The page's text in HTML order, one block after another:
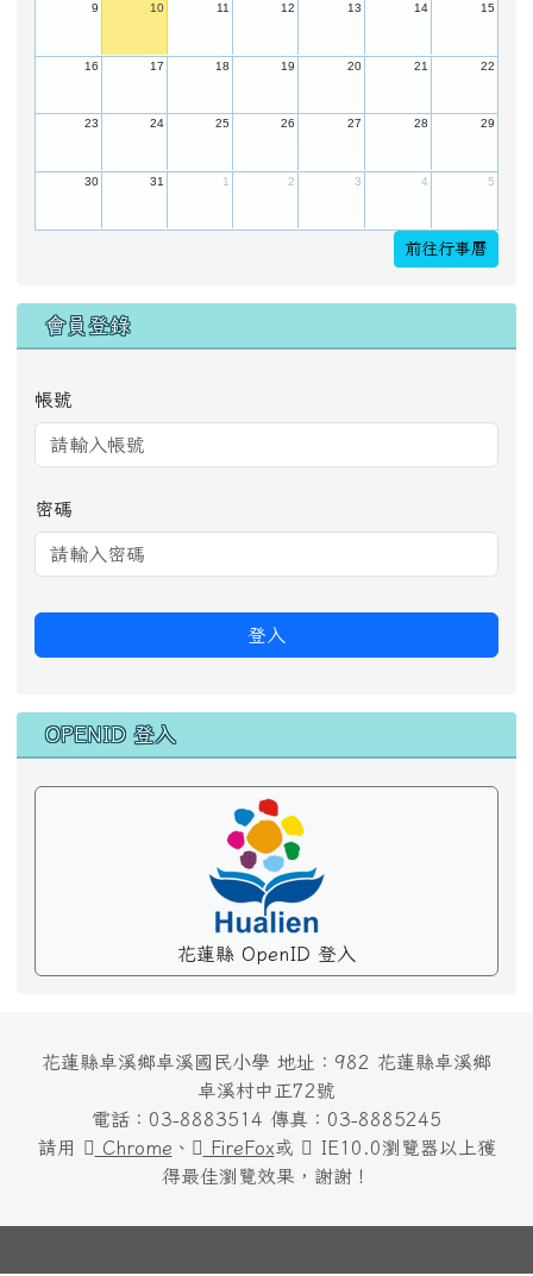
9 10 11 12 13 14 15
16 17 18 19 20 21 22
23 24 25 26 27 28 29
30 31 1 2 3 4 5
前往行事曆
會員登錄
帳號
密碼
登入
OPENID 登入
花蓮縣 OpenID 登入
花蓮縣卓溪鄉卓溪國民小學 地址：982 花蓮縣卓溪鄉
卓溪村中正72號
電話：03-8883514 傳真：03-8885245
請用
Chrome 、 FireFox或
IE10.0瀏覽器以上獲
得最佳瀏覽效果，謝謝！